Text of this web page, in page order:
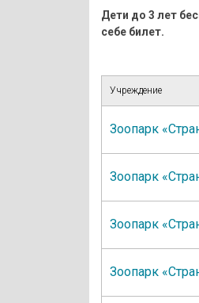
Дети до 3 лет
себе билет.
Учреждение
Зоопарк
Зоопарк
Зоопарк
Зоопарк